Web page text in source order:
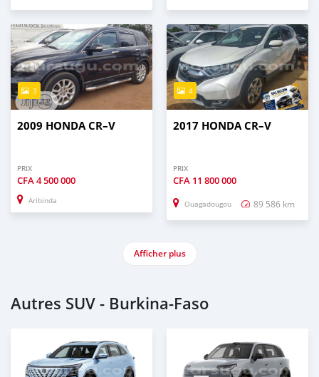
3
2009 HONDA CR–V
PRIX
CFA4 500 000
Aribinda
4
2017 HONDA CR–V
PRIX
CFA 11 800 000
Ouagadougou 89 586 km
Afficher plus
Autres SUV - Burkina-Faso